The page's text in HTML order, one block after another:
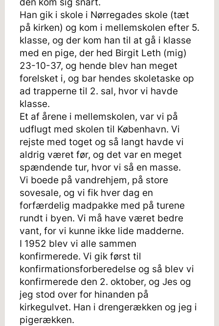
Han gik i skole i Nørregades skole (tæt
på kirken) og kom i mellemskolen efter 5.
klasse, og der kom han til at gå i klasse
med en pige, der hed Birgit Leth (mig)
23-10-37, og hende blev han meget
forelsket i, og bar hendes skoletaske op
ad trapperne til 2. sal, hvor vi havde
klasse.
Et af årene i mellemskolen, var vi på
udflugt med skolen til København. Vi
rejste med toget og så langt havde vi
aldrig været før, og det var en meget
spændende tur, hvor vi så en masse.
Vi boede på vandrehjem, på store
sovesale, og vi fik hver dag en
forfærdelig madpakke med på turene
rundt i byen. Vi må have været bedre
vant, for vi kunne ikke lide madderne.
I 1952 blev vi alle sammen
konfirmerede. Vi gik først til
konfirmationsforberedelse og så blev vi
konfirmerede den 2. oktober, og Jes og
jeg stod over for hinanden på
kirkegulvet. Han i drengerækken og jeg i
pigerækken.